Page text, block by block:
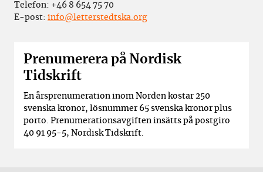
Telefon: +46 8 654 75 70
E-post: info@letterstedtska.org
Prenumerera på Nordisk
Tidskrift
En årsprenumeration inom Norden kostar 250
svenska kronor, lösnummer 65 svenska kronor plus
porto. Prenumerationsavgiften insätts på postgiro
40 91 95-5, Nordisk Tidskrift.